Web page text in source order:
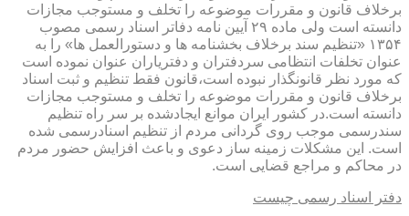
برخلاف قانون و مقررات موضوعه را تخلف و مستوجب مجازات
دانسته است ولی ماده ۲۹ آیین نامه دفاتر اسناد رسمی مصوب
۱۳۵۴ «تنظیم سند برخلاف بخشنامه ها و دستورالعمل ها» را به
عنوان تخلفات انتظامی سردفتران و دفتریاران عنوان نموده است
که مورد نظر قانونگذار نبوده است،قانون فقط تنظیم و ثبت اسناد
برخلاف قانون و مقررات موضوعه را تخلف و مستوجب مجازات
دانسته است.در کشور ایران موانع ایجادشده بر سر راه تنظیم
سندرسمی موجب روی گردانی مردم از تنظیم اسنادرسمی شده
است. این مشکلات زمینه ساز دعوی و باعث افزایش حضور مردم
در محاکم و مراجع قضایی است.
دفتر اسناد رسمی چیست